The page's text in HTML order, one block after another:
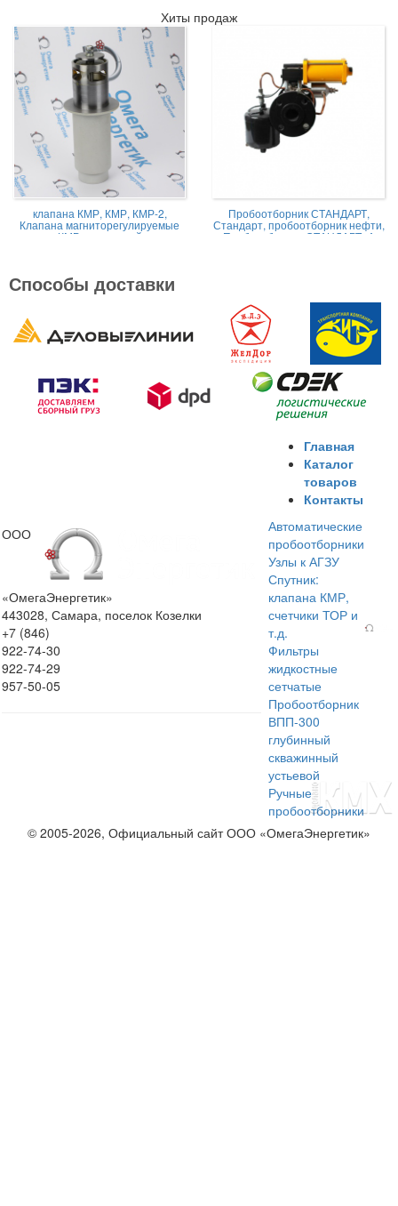
Хиты продаж
клапана КМР, КМР, КМР-2,
Клапана магниторегулируемые
КМР жидкостной
Пробоотборник СТАНДАРТ,
Стандарт, пробоотборник нефти,
Пробоотборник СТАНДАРТ -А
Способы доставки
ООО
«ОмегаЭнергетик»
443028, Самара, поселок Козелки
+7 (846)
922-74-30
922-74-29
957-50-05
Главная
Каталог
товаров
Контакты
Автоматические
пробоотборники
Узлы к АГЗУ
Спутник:
клапана КМР,
счетчики ТОР и
т.д.
Фильтры
жидкостные
сетчатые
Пробоотборник
ВПП-300
глубинный
скважинный
устьевой
Ручные
пробоотборники
© 2005-2026, Официальный сайт ООО «ОмегаЭнергетик»